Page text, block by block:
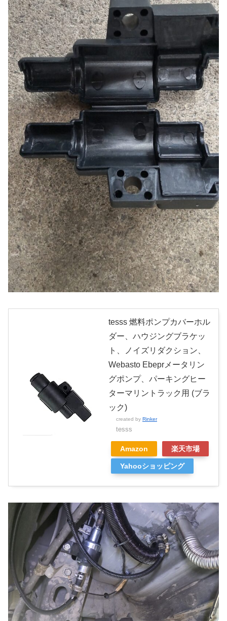
tesss 燃料ポンプカバーホル
ダー、ハウジングブラケッ
ト、ノイズリダクション、
Webasto Ebeprメータリン
グポンプ、パーキングヒー
ターマリントラック用 (ブラ
ック)
created by Rinker
tesss
Amazon 楽天市場
Yahooショッピング